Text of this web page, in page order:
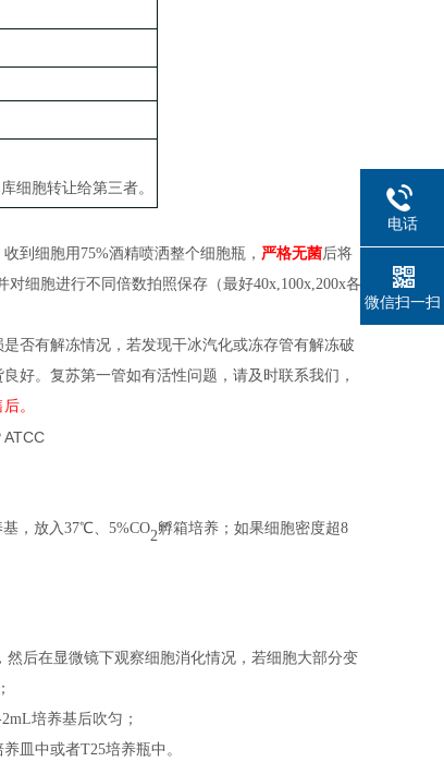
细胞转让给第三者。
到细胞用75%酒精喷洒整个细胞瓶 ， 严格无菌后将
对细胞进行不同倍数拍照保存（最好40x,100x,200x各
否有解冻情况，若发现干冰汽化或冻存管有解冻破
好。复苏第一管如有活性问题，请及时联系我们，
。
，放入37℃、5%CO2孵箱培养； 如果细胞密度超8
然后在显微镜下观察细胞消化情况，若细胞大部分变
培养基后吹匀；
皿中或者T25培养瓶中。
电话
微信扫一扫